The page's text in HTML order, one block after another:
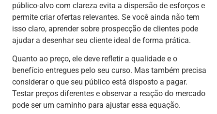
público-alvo com clareza evita a dispersão de esforços e
permite criar ofertas relevantes. Se você ainda não tem
isso claro, aprender sobre prospecção de clientes pode
ajudar a desenhar seu cliente ideal de forma prática.
Quanto ao preço, ele deve refletir a qualidade e o
benefício entregues pelo seu curso. Mas também precisa
considerar o que seu público está disposto a pagar.
Testar preços diferentes e observar a reação do mercado
pode ser um caminho para ajustar essa equação.